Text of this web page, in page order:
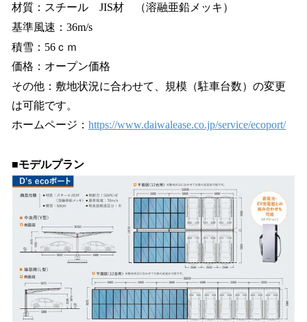
材質：スチール JIS材 （溶融亜鉛メッキ）
基準風速：36m/s
積雪：56ｃｍ
価格：オープン価格
その他：敷地状況に合わせて、規模（駐車台数）の変更
は可能です。
ホームページ： https://www.daiwalease.co.jp/service/ecoport/
■モデルプラン